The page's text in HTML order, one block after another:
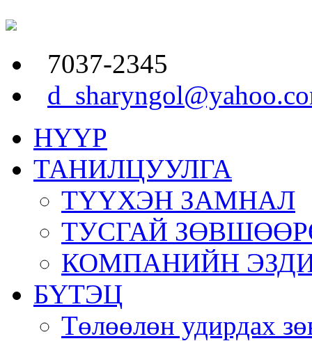
7037-2345
НҮҮР
ТАНИЛЦУУЛГА
ТҮҮХЭН ЗАМНАЛ
ТУСГАЙ
КОМПАНИЙН
БҮТЭЦ
Төлөөлөн удирдах